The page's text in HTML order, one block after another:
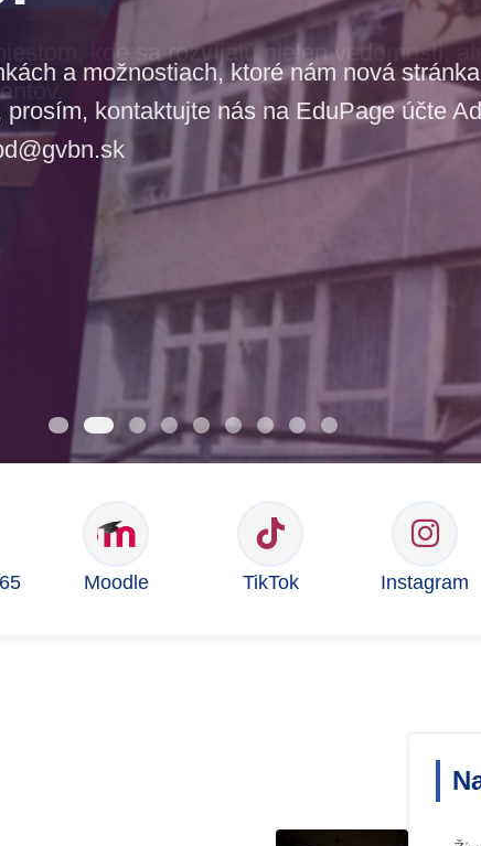
kde sa rozvíjajú nielen vedomosti, ale
Moodle TikTok Instagram